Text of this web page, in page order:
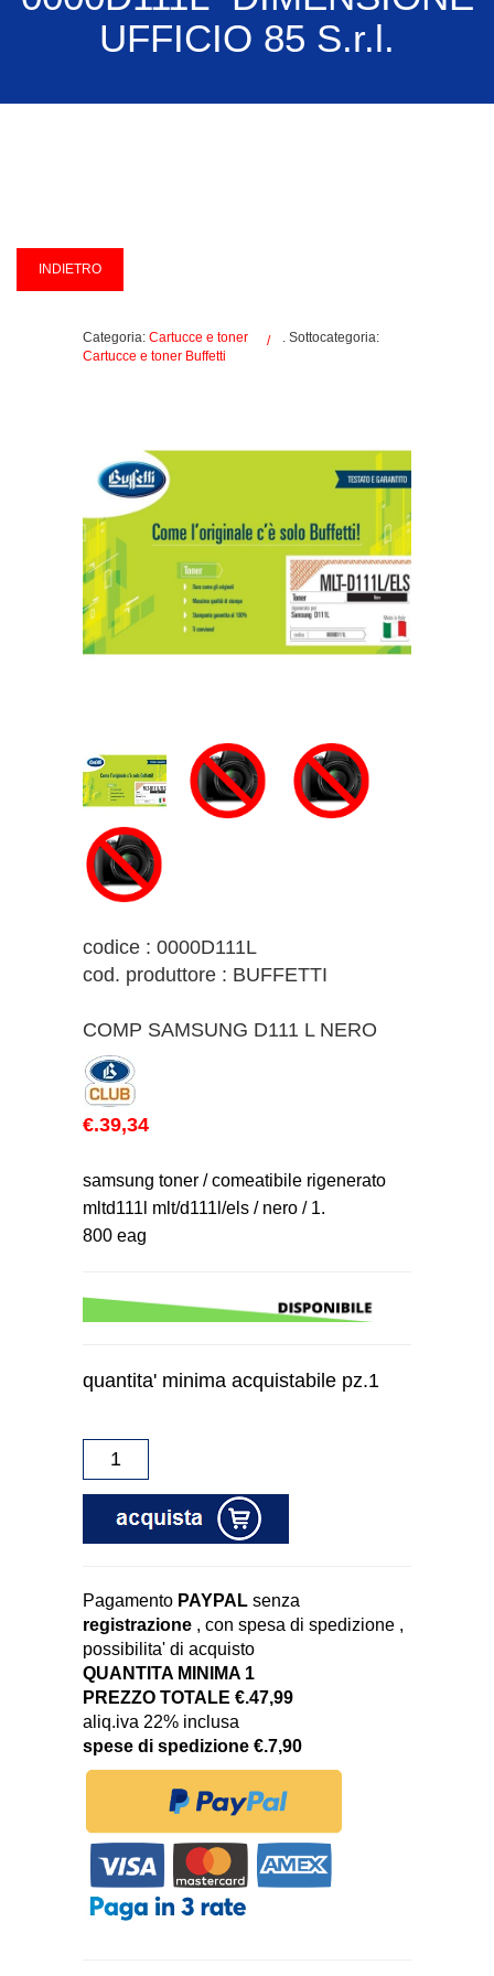
UFFICIO 85 S.r.l.
Categoria: Cartucce e toner
. Sottocategoria:
Cartucce e toner Buffetti
codice : 0000D111L
cod. produttore : BUFFETTI
COMP SAMSUNG D111 L NERO
€.39,34
samsung toner / comeatibile rigenerato
mltd111l mlt/d111l/els / nero / 1.
800 eag
quantita' minima acquistabile pz.1
Pagamento PAYPAL senza
registrazione , con spesa di spedizione ,
possibilita' di acquisto
QUANTITA MINIMA 1
PREZZO TOTALE €.47,99
aliq.iva 22% inclusa
spese di spedizione €.7,90